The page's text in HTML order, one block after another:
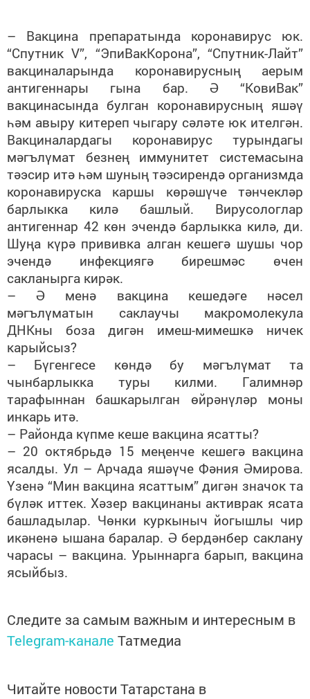
– Вакцина препаратында коронавирус юк.
“Спутник V”, “ЭпиВакКорона”, “Спутник-Лайт”
вакциналарында коронавирусның аерым
антигеннары гына бар. Ә “КовиВак”
вакцинасында булган коронавирусның яшәү
һәм авыру китереп чыгару сәләте юк ителгән.
Вакциналардагы коронавирус турындагы
мәгълүмат безнең иммунитет системасына
тәэсир итә һәм шуның тәэсирендә организмда
коронавируска каршы көрәшүче тәнчекләр
барлыкка килә башлый. Вирусологлар
антигеннар 42 көн эчендә барлыкка килә, ди.
Шуңа күрә прививка алган кешегә шушы чор
эчендә инфекциягә бирешмәс өчен
сакланырга кирәк.
– Ә менә вакцина кешедәге нәсел
мәгълүматын саклаучы макромолекула
ДНКны боза дигән имеш-мимешкә ничек
карыйсыз?
– Бүгенгесе көндә бу мәгълүмат та
чынбарлыкка туры килми. Галимнәр
тарафыннан башкарылган өйрәнүләр моны
инкарь итә.
– Районда күпме кеше вакцина ясатты?
– 20 октябрьдә 15 меңенче кешегә вакцина
ясалды. Ул – Арчада яшәүче Фәния Әмирова.
Үзенә “Мин вакцина ясаттым” дигән значок та
бүләк иттек. Хәзер вакцинаны активрак ясата
башладылар. Чөнки куркыныч йогышлы чир
икәненә ышана баралар. Ә бердәнбер саклану
чарасы – вакцина. Урыннарга барып, вакцина
ясыйбыз.
Следите за самым важным и интересным в
Telegram-канале Татмедиа
Читайте новости Татарстана в